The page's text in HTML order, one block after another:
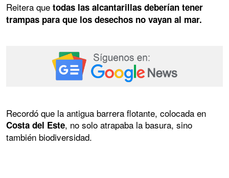
Reitera que todas las alcantarillas deberían tener
trampas para que los desechos no vayan al mar.
Recordó que la antigua barrera flotante, colocada en
Costa del Este, no solo atrapaba la basura, sino
también biodiversidad.